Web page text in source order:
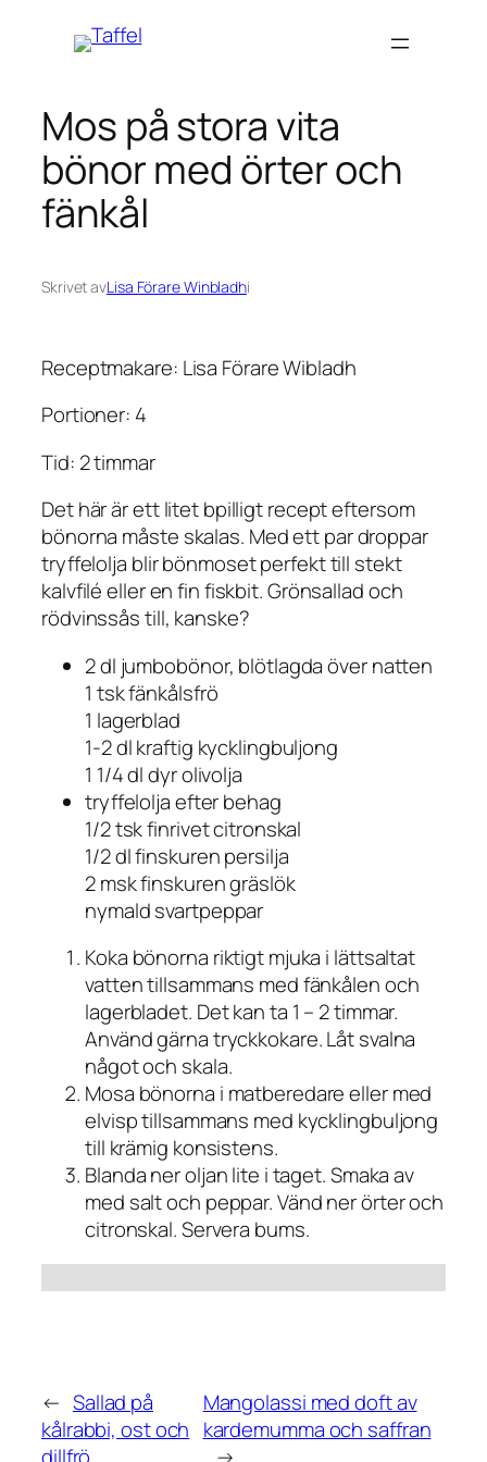
Mos på stora vita
bönor med örter och
fänkål
Skrivet avLisa Förare Winbladhi
Receptmakare: Lisa Förare Wibladh
Portioner: 4
Tid: 2 timmar
Det här är ett litet bpilligt recept eftersom
bönorna måste skalas. Med ett par droppar
tryffelolja blir bönmoset perfekt till stekt
kalvfilé eller en fin fiskbit. Grönsallad och
rödvinssås till, kanske?
2 dl jumbobönor, blötlagda över natten
1 tsk fänkålsfrö
1 lagerblad
1-2 dl kraftig kycklingbuljong
1 1/4 dl dyr olivolja
tryffelolja efter behag
1/2 tsk finrivet citronskal
1/2 dl finskuren persilja
2 msk finskuren gräslök
nymald svartpeppar
Koka bönorna riktigt mjuka i lättsaltat
vatten tillsammans med fänkålen och
lagerbladet. Det kan ta 1 – 2 timmar.
Använd gärna tryckkokare. Låt svalna
något och skala.
Mosa bönorna i matberedare eller med
elvisp tillsammans med kycklingbuljong
till krämig konsistens.
Blanda ner oljan lite i taget. Smaka av
med salt och peppar. Vänd ner örter och
citronskal. Servera bums.
← Sallad på
kålrabbi, ost och
Mangolassi med doft av
kardemumma och saffran